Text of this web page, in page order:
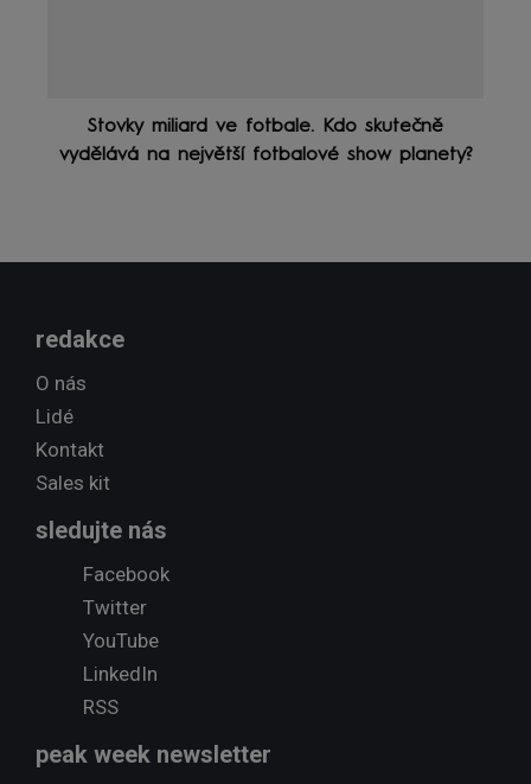
Stovky miliard ve fotbale. Kdo skutečně
vydělává na největší fotbalové show planety?
redakce
O nás
Lidé
Kontakt
Sales kit
sledujte nás
Facebook
Twitter
YouTube
LinkedIn
RSS
peak week newsletter